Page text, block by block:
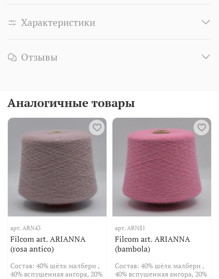
Характеристики
Отзывы
Аналогичные товары
арт. ARN43
Filcom art. ARIANNA
(rosa antico)
Состав: 40% шёлк малбери ,
40% вспушенная ангора, 20%
арт. ARN81
Filcom art. ARIANNA
(bambola)
Состав: 40% шёлк малбери ,
40% вспушенная ангора, 20%